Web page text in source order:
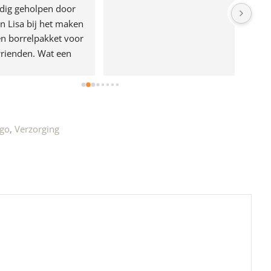
geholpen door
Lisa bij het maken
borrelpakket voor
Wat een
, Verzorging